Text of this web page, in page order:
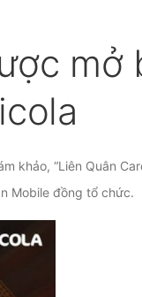
mở
khảo, “Liên Quân
Mobile đồng tổ chức.